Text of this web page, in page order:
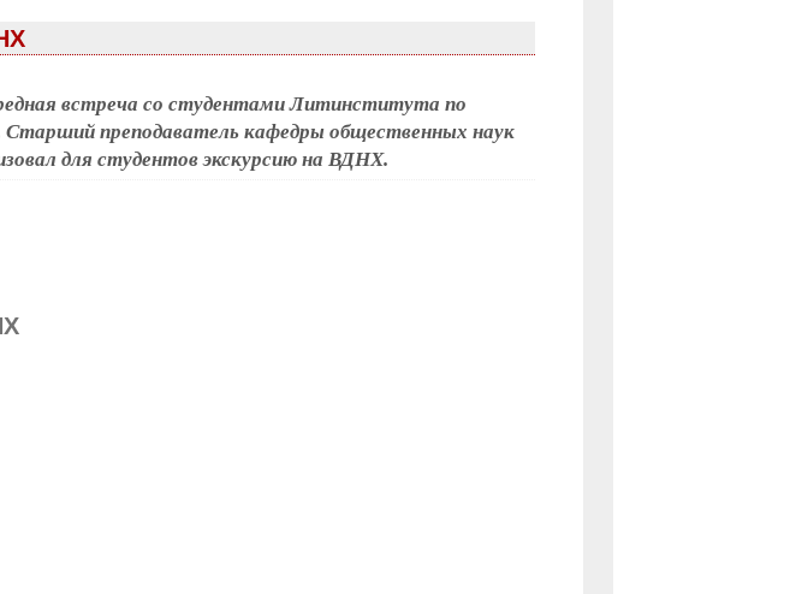
встреча со студентами Литинститута по
преподаватель кафедры общественных наук
для студентов экскурсию на ВДНХ.